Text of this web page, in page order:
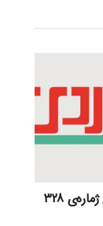
328